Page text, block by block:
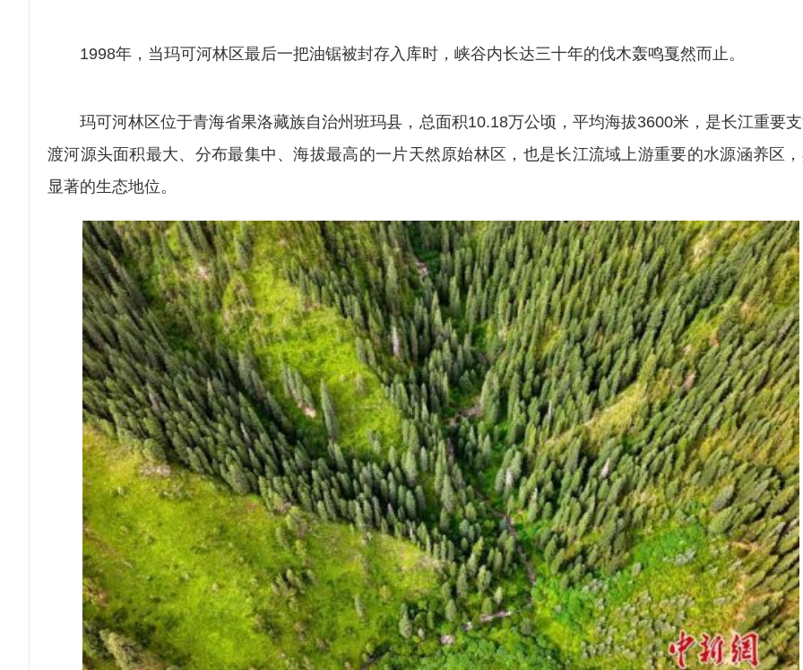
1998年，当玛可河林区最后一把油锯被封存入库时，峡谷内长达三十年的伐木轰鸣戛然而止。
玛可河林区位于青海省果洛藏族自治州班玛县，总面积10.18万公顷，平均海拔3600米，是长江重要
渡河源头面积最大、分布最集中、海拔最高的一片天然原始林区，也是长江流域上游重要的水源涵养区
显著的生态地位。